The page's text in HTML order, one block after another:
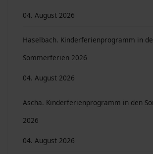
04. August 2026
Haselbach. Kinderferienprogramm in
Sommerferien 2026
04. August 2026
Ascha. Kinderferienprogramm in den
2026
04. August 2026